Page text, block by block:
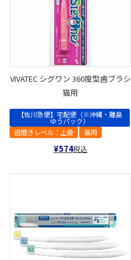
VIVATEC シグワン 360度型歯ブラシ
猫用
【佐川急便】宅配便（※沖縄・離島
ゆうパック）
歯磨きレベル：上級
猫用
¥574税込